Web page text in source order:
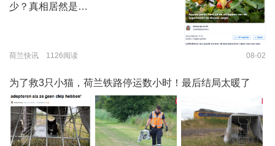
少？真相居然是…
荷兰快讯 1126阅读 08-02
为了救3只小猫，荷兰铁路停运数小时！最后结局太暖了